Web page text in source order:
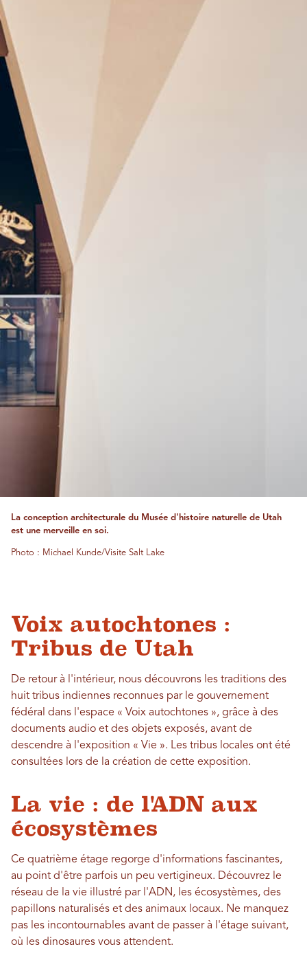
La conception architecturale du Musée d'histoire naturelle de Utah
est une merveille en soi.
Photo : Michael Kunde/Visite Salt Lake
Voix autochtones :
Tribus de Utah
De retour à l'intérieur, nous découvrons les traditions des
huit tribus indiennes reconnues par le gouvernement
fédéral dans l'espace « Voix autochtones », grâce à des
documents audio et des objets exposés, avant de
descendre à l'exposition « Vie ». Les tribus locales ont été
consultées lors de la création de cette exposition.
La vie : de l'ADN aux
écosystèmes
Ce quatrième étage regorge d'informations fascinantes,
au point d'être parfois un peu vertigineux. Découvrez le
réseau de la vie illustré par l'ADN, les écosystèmes, des
papillons naturalisés et des animaux locaux. Ne manquez
pas les incontournables avant de passer à l'étage suivant,
où les dinosaures vous attendent.